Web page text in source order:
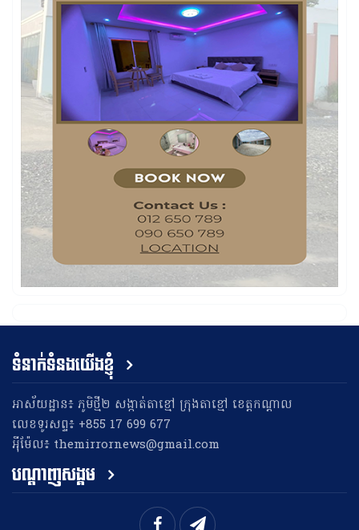
ទំនាក់ទំនងយើងខ្ញុំ
អាស័យដ្ឋាន៖ ភូមិថ្មី២ សង្កាត់តាខ្មៅ ក្រុងតាខ្មៅ ខេត្តកណ្តាល
លេខទូរសព្ទ៖ +855 17 699 677
អុីម៉ែល៖ themirrornews@gmail.com
បណ្តាញសង្គម